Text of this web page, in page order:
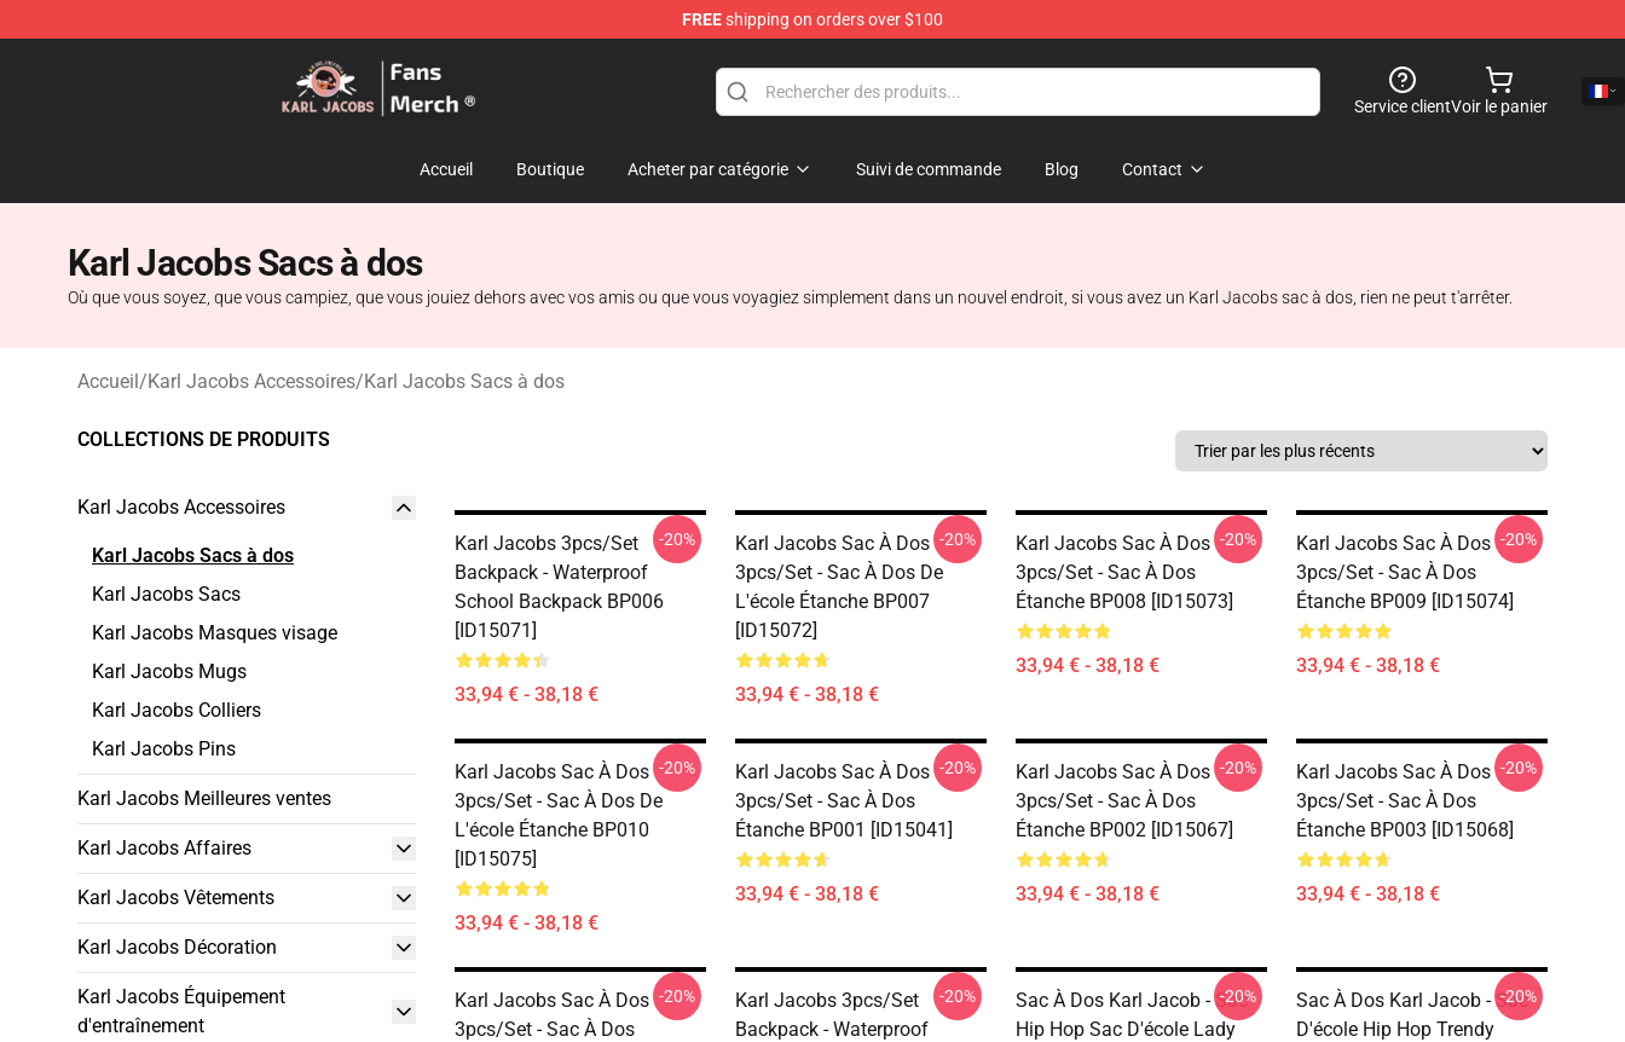
FREEshipping on orders over $100
Karl Jacobs Store - Official Karl Jacobs Merchandise Shop
Service clientVoir le panier
Accueil Boutique Acheter par catégorie Suivi de commande Blog Contact
Karl Jacobs Sacs à dos
Où que vous soyez, que vous campiez, que vous jouiez dehors avec vos amis ou que vous voyagiez simplement dans un nouvel endroit, si vous avez un Karl Jacobs sac à dos, rien ne peut t'arrêter.
Accueil/Karl Jacobs Accessoires/Karl Jacobs Sacs à dos
COLLECTIONS DE PRODUITS
Karl Jacobs Accessoires
Karl Jacobs Sacs à dos
Karl Jacobs Sacs
Karl Jacobs Masques visage
Karl Jacobs Mugs
Karl Jacobs Colliers
Karl Jacobs Pins
Karl Jacobs Meilleures ventes
Karl Jacobs Affaires
Karl Jacobs Vêtements
Karl Jacobs Décoration
Karl Jacobs Équipement
d'entraînement
Karl Jacobs 3pcs/set
Backpack - Waterproof
School Backpack BP006
[ID15071]
33,94 € - 38,18 €
-20%
Karl Jacobs Sac À Dos
3pcs/set - Sac À Dos De
L'école Étanche BP007
[ID15072]
33,94 € - 38,18 €
-20%
Karl Jacobs Sac À Dos
3pcs/set - Sac À Dos
Étanche BP008 [ID15073]
33,94 € - 38,18 €
-20%
Karl Jacobs Sac À Dos
3pcs/set - Sac À Dos
Étanche BP009 [ID15074]
33,94 € - 38,18 €
-20%
Karl Jacobs Sac À Dos
3pcs/set - Sac À Dos De
L'école Étanche BP010
[ID15075]
33,94 € - 38,18 €
-20%
Karl Jacobs Sac À Dos
3pcs/set - Sac À Dos
Étanche BP001 [ID15041]
33,94 € - 38,18 €
-20%
Karl Jacobs Sac À Dos
3pcs/set - Sac À Dos
Étanche BP002 [ID15067]
33,94 € - 38,18 €
-20%
Karl Jacobs Sac À Dos
3pcs/set - Sac À Dos
Étanche BP003 [ID15068]
33,94 € - 38,18 €
-20%
Karl Jacobs Sac À Dos
3pcs/set - Sac À Dos
-20%
Karl Jacobs 3pcs/set
Backpack - Waterproof
-20%
Sac À Dos Karl Jacob - Sac
Hip Hop Sac D'école Lady
-20%
Sac À Dos Karl Jacob - Sac
D'école Hip Hop Trendy
-20%